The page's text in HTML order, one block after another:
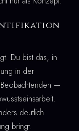
Du bist das, in
in der
—
deutlich
bringt.